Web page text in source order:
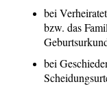
bei
bzw. das
bei